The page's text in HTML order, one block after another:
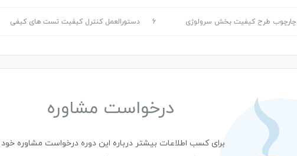
چارچوب طرح کیفیت بخش سرولوژی 6 دستورالعمل کنترل کیفیت تست های کیفی
درخواست مشاوره
برای کسب اطلاعات بیشتر درباره این دوره درخواست مشاوره خود